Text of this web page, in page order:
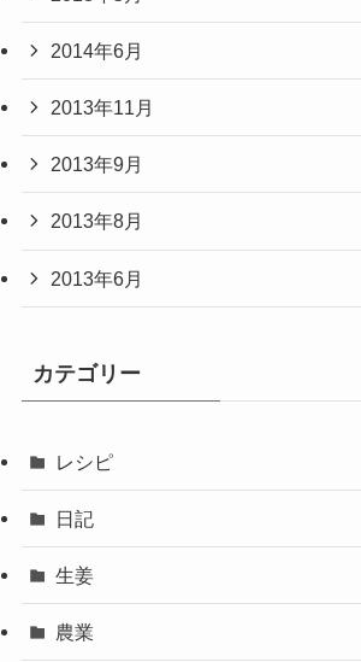
2014年6月
2013年11月
2013年9月
2013年8月
2013年6月
カテゴリー
レシピ
日記
生姜
農業